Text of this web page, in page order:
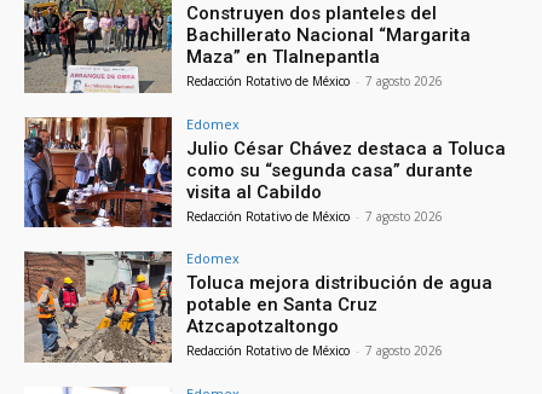
Construyen dos planteles del
Bachillerato Nacional “Margarita
Maza” en Tlalnepantla
Redacción Rotativo de México - 7 agosto 2026
Edomex
Julio César Chávez destaca a Toluca
como su “segunda casa” durante
visita al Cabildo
Redacción Rotativo de México - 7 agosto 2026
Edomex
Toluca mejora distribución de agua
potable en Santa Cruz
Atzcapotzaltongo
Redacción Rotativo de México - 7 agosto 2026